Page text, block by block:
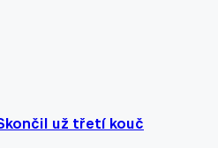
už třetí kouč